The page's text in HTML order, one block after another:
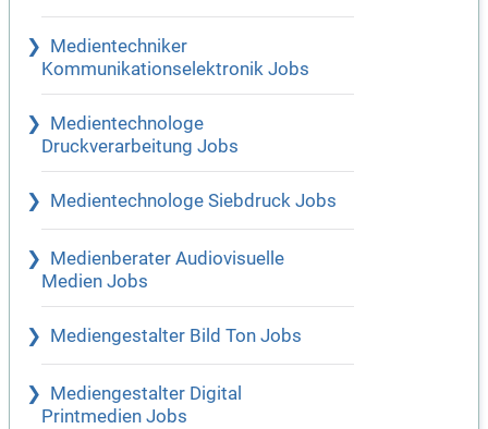
Medientechniker
Kommunikationselektronik Jobs
Medientechnologe
Druckverarbeitung Jobs
Medientechnologe Siebdruck Jobs
Medienberater Audiovisuelle
Medien Jobs
Mediengestalter Bild Ton Jobs
Mediengestalter Digital
Printmedien Jobs